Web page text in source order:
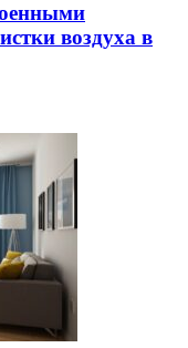
воздуха в